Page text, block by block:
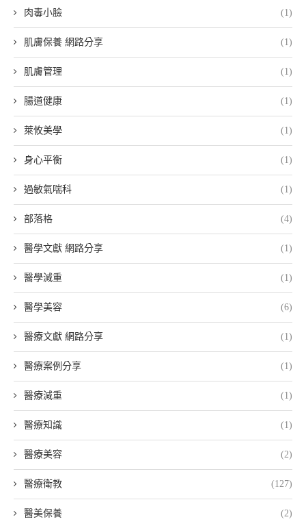
肉毒小臉 (1)
肌膚保養 網路分享 (1)
肌膚管理 (1)
腸道健康 (1)
萊攸美學 (1)
身心平衡 (1)
過敏氣喘科 (1)
部落格 (4)
醫學文獻 網路分享 (1)
醫學減重 (1)
醫學美容 (6)
醫療文獻 網路分享 (1)
醫療案例分享 (1)
醫療減重 (1)
醫療知識 (1)
醫療美容 (2)
醫療衛教 (127)
醫美保養 (2)